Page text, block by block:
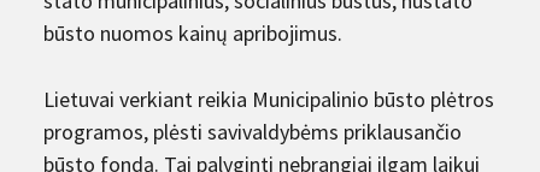
būsto nuomos kainų apribojimus.
Lietuvai verkiant reikia Municipalinio būsto plėtros
programos, plėsti savivaldybėms priklausančio
būsto fondą. Tai palyginti nebrangiai ilgam laikui